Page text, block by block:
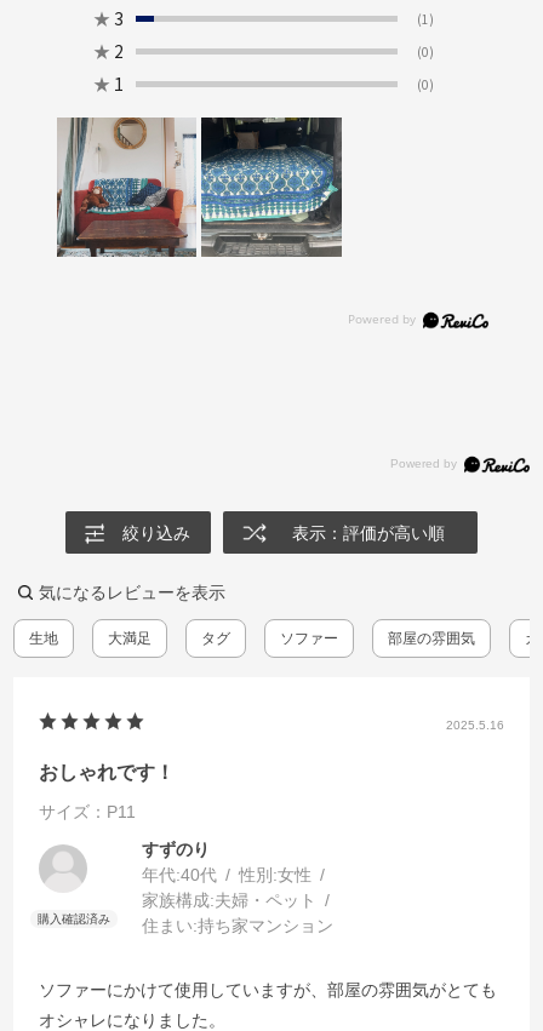
★ 3 (1)
★ 2 (0)
★ 1 (0)
絞り込み 表示：評価が高い順
気になるレビューを表示
生地 大満足 タグ ソファー 部屋の雰囲気 カ
2025.5.16
おしゃれです！
サイズ：P11
すずのり
年代:40代 性別:女性
家族構成:夫婦・ペット
住まい:持ち家マンション
ソファーにかけて使用していますが、部屋の雰囲気がとても
オシャレになりました。